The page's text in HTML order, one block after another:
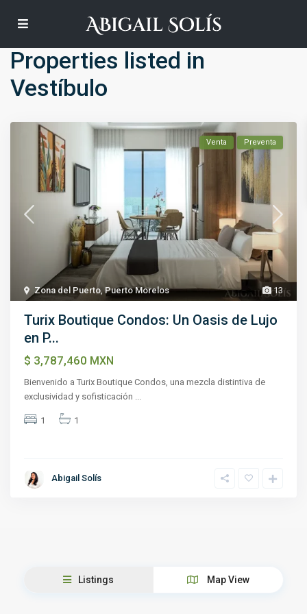
Properties listed in
Vestíbulo
13
Zona del Puerto,Puerto Morelos
Venta Preventa
Turix Boutique Condos: Un Oasis de Lujo
en P...
$ 3,787,460 MXN
Bienvenido a Turix Boutique Condos, una mezcla distintiva de
exclusividad y sofisticación ...
1 1
Abigail Solís
Listings Map View